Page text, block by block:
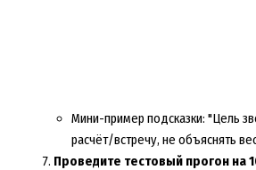
Мини-пример подсказки: "Цель
расчёт/встречу, не объяснять
Проведите тестовый прогон на